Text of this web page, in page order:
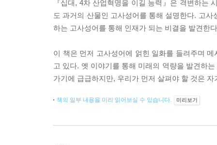
『십대, 4차 산업혁명을 이길 능력』은 격변하는
도 과거의 산물인 고사성어를 통해 설명한다. 고
하는 고사성어를 통해 인재가 되는 비결을 발견한
이 책은 먼저 고사성어에 얽힌 일화를 들려주며
고 있다. 옛 이야기를 통해 미래의 역량을 발견하
가기에 급급하지만, 우리가 먼저 살펴야 할 것은
책의 일부 내용을 미리 읽어보실 수 있습니다. 미리보기